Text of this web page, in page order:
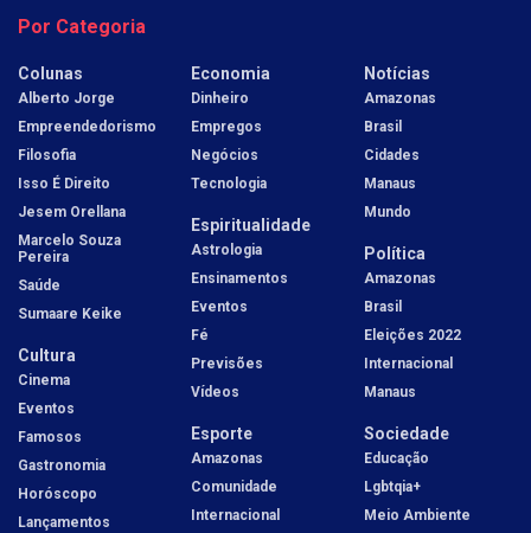
Por Categoria
Colunas
Alberto Jorge
Empreendedorismo
Filosofia
Isso É Direito
Jesem Orellana
Marcelo Souza
Pereira
Saúde
Sumaare Keike
Cultura
Cinema
Eventos
Famosos
Gastronomia
Horóscopo
Lançamentos
Economia
Dinheiro
Empregos
Negócios
Tecnologia
Espiritualidade
Astrologia
Ensinamentos
Eventos
Fé
Previsões
Vídeos
Esporte
Amazonas
Comunidade
Internacional
Notícias
Amazonas
Brasil
Cidades
Manaus
Mundo
Política
Amazonas
Brasil
Eleições 2022
Internacional
Manaus
Sociedade
Educação
Lgbtqia+
Meio Ambiente